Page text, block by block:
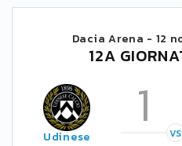
Dacia Arena - 12
12A
Udinese 1 VS